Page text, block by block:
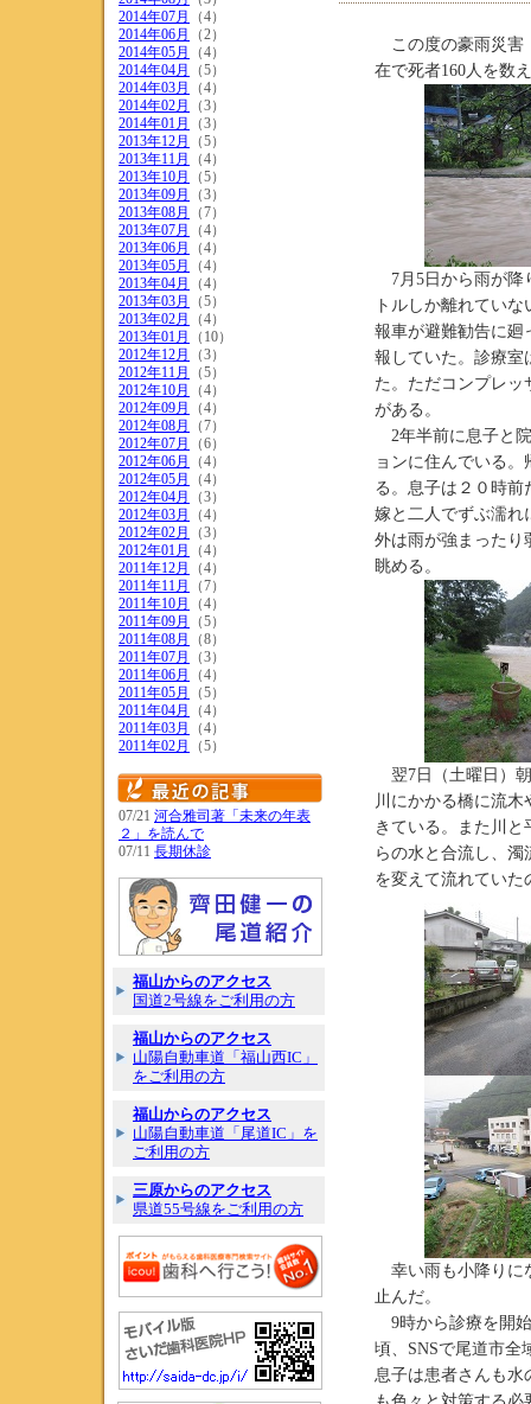
2014年07月
（4）
2014年06月
（2）
2014年05月
（4）
2014年04月
（5）
2014年03月
（4）
2014年02月
（3）
2014年01月
（3）
2013年12月
（5）
2013年11月
（4）
2013年10月
（5）
2013年09月
（3）
2013年08月
（7）
2013年07月
（4）
2013年06月
（4）
2013年05月
（4）
2013年04月
（4）
2013年03月
（5）
2013年02月
（4）
2013年01月
（10）
2012年12月
（3）
2012年11月
（5）
2012年10月
（4）
2012年09月
（4）
2012年08月
（7）
2012年07月
（6）
2012年06月
（4）
2012年05月
（4）
2012年04月
（3）
2012年03月
（4）
2012年02月
（3）
2012年01月
（4）
2011年12月
（4）
2011年11月
（7）
2011年10月
（4）
2011年09月
（5）
2011年08月
（8）
2011年07月
（3）
2011年06月
（4）
2011年05月
（5）
2011年04月
（4）
2011年03月
（4）
2011年02月
（5）
07/21 河合雅司著「未来の年表
２」を読んで
07/11 長期休診
福山からのアクセス
国道2号線をご利用の方
福山からのアクセス
山陽自動車道「福山西IC」
をご利用の方
福山からのアクセス
山陽自動車道「尾道IC」を
ご利用の方
三原からのアクセス
県道55号線をご利用の方
この度の豪雨災害
在で死者160人を数
7月5日から雨が降
トルしか離れてい
報車が避難勧告に廻
報していた。診療室
た。ただコンプレッ
がある。
2年半前に息子と
ョンに住んでいる
る。息子は２０時前
嫁と二人でずぶ濡れ
外は雨が強まったり
眺める。
翌7日（土曜日）
川にかかる橋に流
きている。また川
らの水と合流し、
を変えて流れていた
幸い雨も小降りに
止んだ。
9時から診療を開
頃、SNSで尾道市全
息子は患者さんも水